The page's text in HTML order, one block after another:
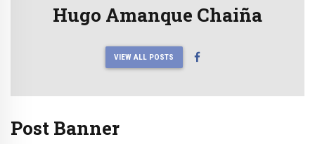
Hugo Amanque Chaiña
VIEW ALL POSTS
Post Banner